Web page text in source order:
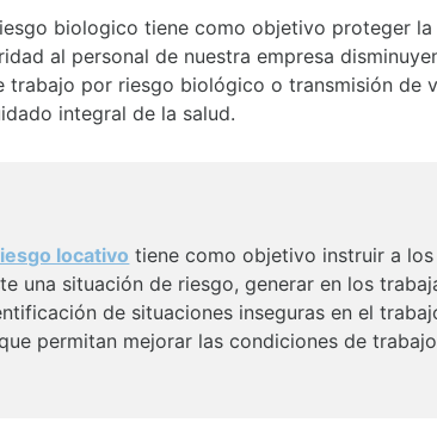
biologico tiene como objetivo proteger
al personal de nuestra empresa
trabajo por riesgo biológico o transmisión de
integral de la salud.
locativo tiene como objetivo instruir a
una situación de riesgo, generar en los
de situaciones inseguras en el
permitan mejorar las condiciones de